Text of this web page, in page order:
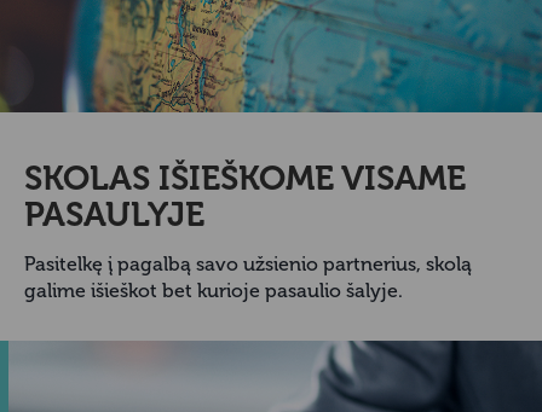
SKOLAS IŠIEŠKOME VISAME
PASAULYJE
Pasitelkę į pagalbą savo užsienio partnerius, skolą
galime išieškot bet kurioje pasaulio šalyje.